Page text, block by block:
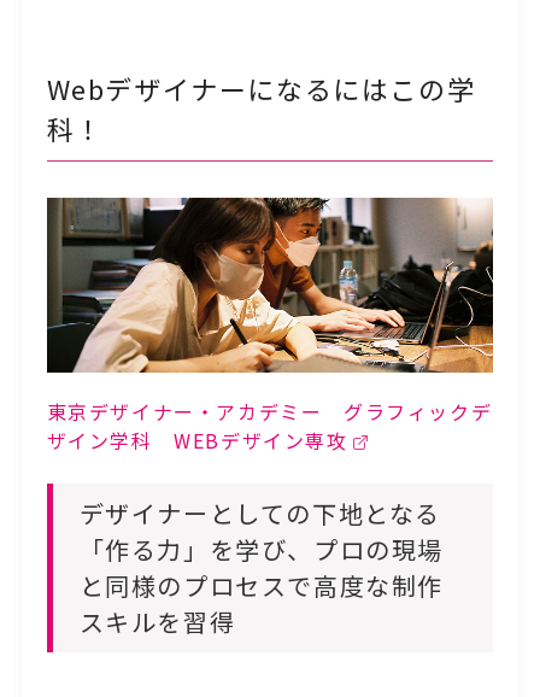
Webデザイナーになるにはこの学
科！
東京デザイナー・アカデミー グラフィックデ
ザイン学科 WEBデザイン専攻
デザイナーとしての下地となる
「作る力」を学び、プロの現場
と同様のプロセスで高度な制作
スキルを習得